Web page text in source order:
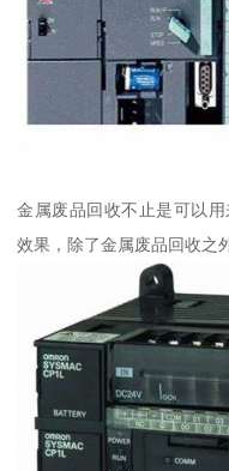
金属废品回收不止是可以
效果，除了金属废品回收之